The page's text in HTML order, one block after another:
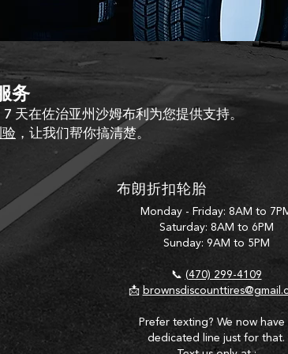
务
在佐治亚州沙姆布利为您提供支持。
，让我们帮你搞清楚。
布朗折扣轮胎
Monday - Friday: 8AM to
Saturday: 8AM to 6PM
Sunday: 9AM to 5PM
📞 (470) 299-4109
📩
Prefer texting? We now have
dedicated line just for that.